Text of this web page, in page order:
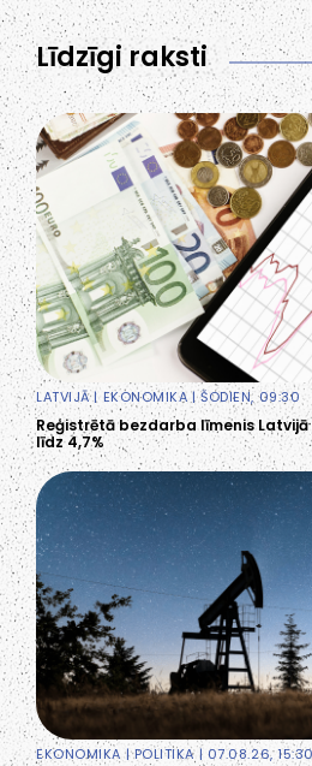
Līdzīgi raksti
LATVIJĀ| EKONOMIKA| ŠODIEN, 09:30
Reģistrētā bezdarba līmenis
līdz 4,7%
EKONOMIKA|POLITIKA | 07.08.26,